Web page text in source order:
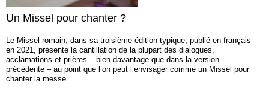
Un Missel pour chanter ?
Le Missel romain, dans sa troisième édition typique, publié en français
en 2021, présente la cantillation de la plupart des dialogues,
acclamations et prières – bien davantage que dans la version
précédente – au point que l’on peut l’envisager comme un Missel pour
chanter la messe.